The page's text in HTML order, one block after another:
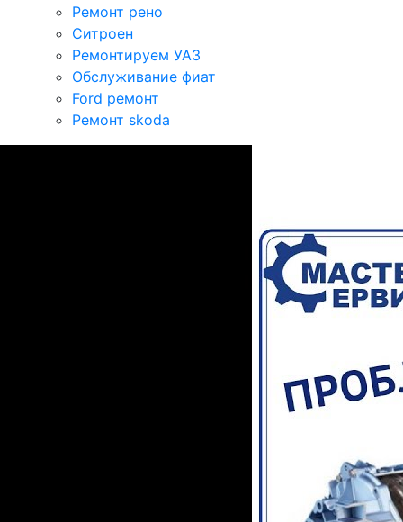
Ремонт рено
Ситроен
Ремонтируем УАЗ
Обслуживание фиат
Ford ремонт
Ремонт skoda